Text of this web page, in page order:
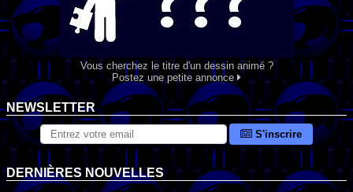
Vous cherchez le titre d'un dessin animé ?
Postez une petite annonce
NEWSLETTER
S'inscrire
DERNIÈRES NOUVELLES